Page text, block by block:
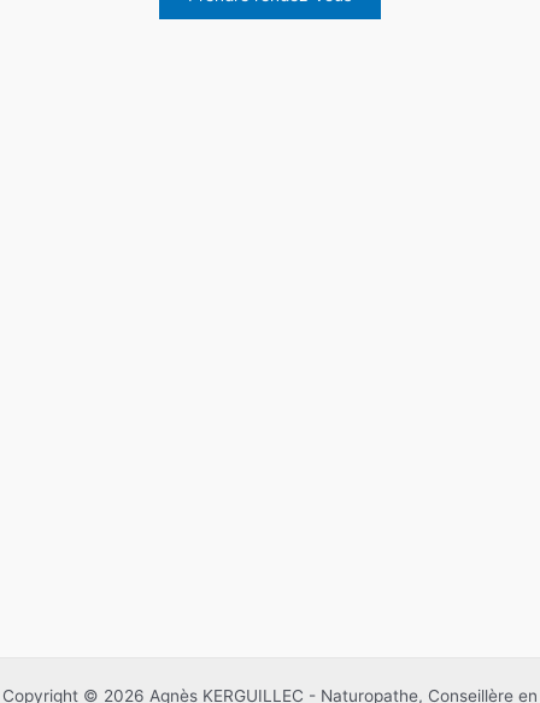
Copyright © 2026 Agnès KERGUILLEC - Naturopathe, Conseillère en